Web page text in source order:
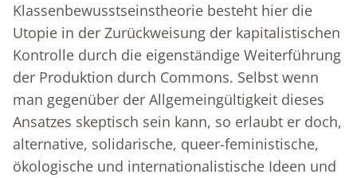
Klassenbewusstseinstheorie besteht hier die
Utopie in der Zurückweisung der kapitalistischen
Kontrolle durch die eigenständige Weiterführung
der Produktion durch Commons. Selbst wenn
man gegenüber der Allgemeingültigkeit dieses
Ansatzes skeptisch sein kann, so erlaubt er doch,
alternative, solidarische, queer-feministische,
ökologische und internationalistische Ideen und